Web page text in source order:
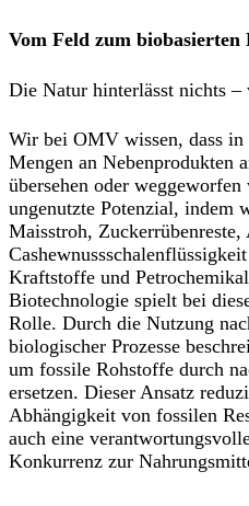
Vom Feld zum biobasierten
Die Natur hinterlässt nichts
Wir bei OMV wissen, dass
Mengen an Nebenprodukten
übersehen oder
ungenutzte Potenzial, indem
Maisstroh, Zuckerrübenreste,
Kraftstoffe und
Biotechnologie spielt bei
Rolle. Durch die Nutzung
biologischer Prozesse
um fossile Rohstoffe durch
ersetzen. Dieser Ansatz
Abhängigkeit von fossilen
auch eine
Konkurrenz zur